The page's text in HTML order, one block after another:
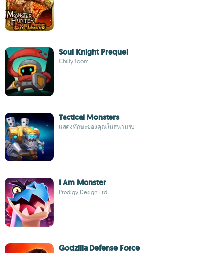
Soul Knight Prequel
ChillyRoom
Tactical Monsters
แสดงทักษะของคุณในสนามรบ
I Am Monster
Prodigy Design Ltd
Godzilla Defense Force